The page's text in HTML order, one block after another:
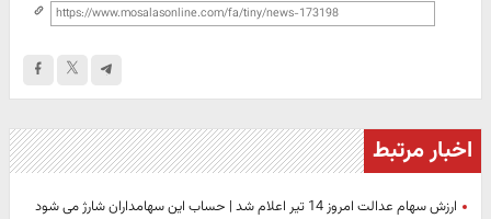
اخبار مرتبط
ارزش سهام عدالت امروز 14 تیر اعلام شد | حساب این سهامداران شارژ می شود